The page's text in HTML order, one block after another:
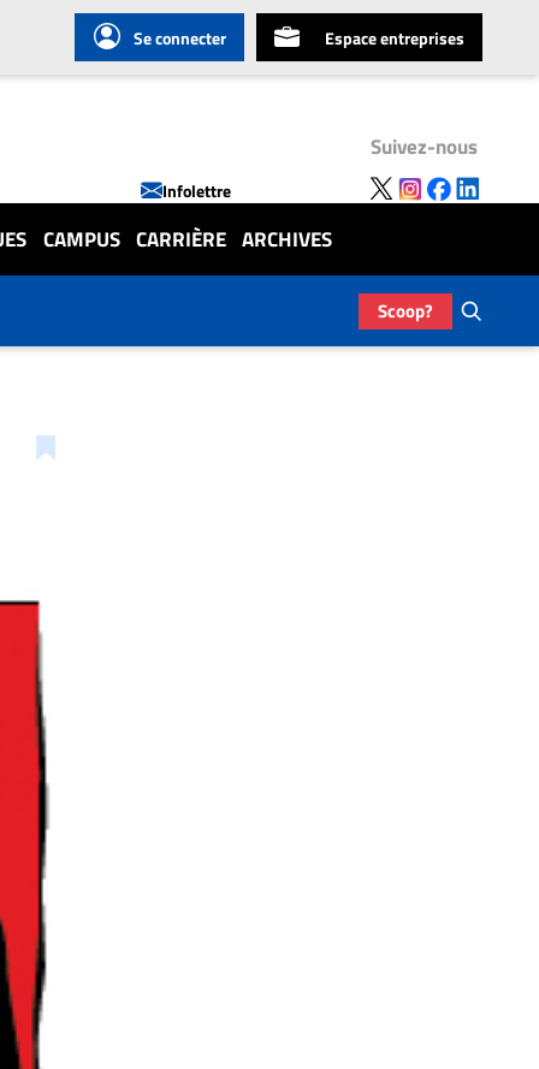
Se connecter Espace entreprises
Infolettre
Suivez-nous
CAMPUS CARRIÈRE ARCHIVES
Scoop?